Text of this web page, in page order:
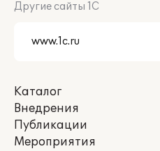
Другие сайты 1С
Каталог
Внедрения
Публикации
Мероприятия